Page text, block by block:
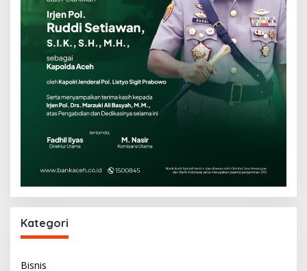
Kategori
Bisnis